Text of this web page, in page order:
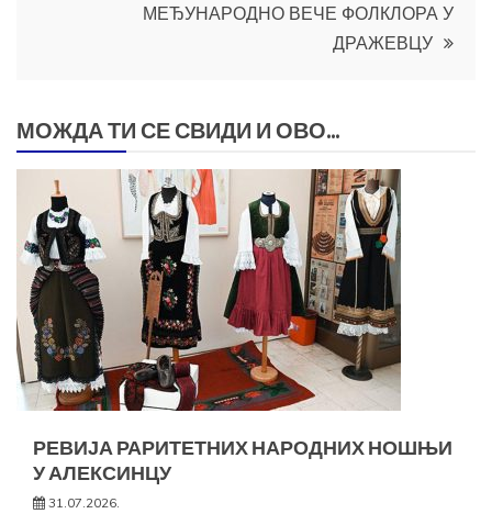
МЕЂУНАРОДНО ВЕЧЕ ФОЛКЛОРА У
ДРАЖЕВЦУ
МОЖДА ТИ СЕ СВИДИ И ОВО...
РЕВИЈА РАРИТЕТНИХ НАРОДНИХ НОШЊИ
У АЛЕКСИНЦУ
31.07.2026.